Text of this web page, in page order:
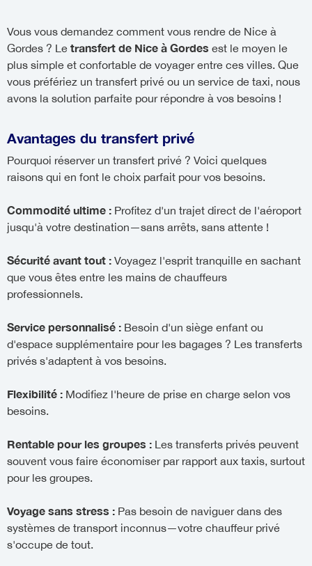
Vous vous demandez comment vous rendre de Nice à
Gordes ? Le transfert de Nice à Gordes est le moyen le
plus simple et confortable de voyager entre ces villes. Que
vous préfériez un transfert privé ou un service de taxi, nous
avons la solution parfaite pour répondre à vos besoins !
Avantages du transfert privé
Pourquoi réserver un transfert privé ? Voici quelques
raisons qui en font le choix parfait pour vos besoins.
Commodité ultime : Profitez d'un trajet direct de l'aéroport
jusqu'à votre destination—sans arrêts, sans attente !
Sécurité avant tout : Voyagez l'esprit tranquille en sachant
que vous êtes entre les mains de chauffeurs
professionnels.
Service personnalisé : Besoin d'un siège enfant ou
d'espace supplémentaire pour les bagages ? Les transferts
privés s'adaptent à vos besoins.
Flexibilité : Modifiez l'heure de prise en charge selon vos
besoins.
Rentable pour les groupes : Les transferts privés peuvent
souvent vous faire économiser par rapport aux taxis, surtout
pour les groupes.
Voyage sans stress : Pas besoin de naviguer dans des
systèmes de transport inconnus—votre chauffeur privé
s'occupe de tout.